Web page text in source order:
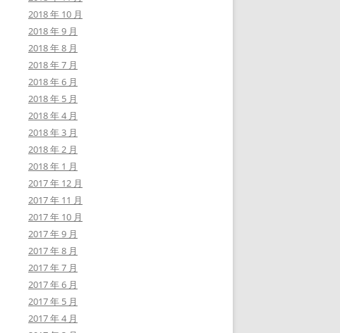
2018 年 10 月
2018 年 9 月
2018 年 8 月
2018 年 7 月
2018 年 6 月
2018 年 5 月
2018 年 4 月
2018 年 3 月
2018 年 2 月
2018 年 1 月
2017 年 12 月
2017 年 11 月
2017 年 10 月
2017 年 9 月
2017 年 8 月
2017 年 7 月
2017 年 6 月
2017 年 5 月
2017 年 4 月